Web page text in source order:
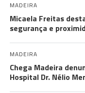
MADEIRA
Micaela Freitas
segurança e
MADEIRA
Chega Madeira
Hospital Dr. Nélio